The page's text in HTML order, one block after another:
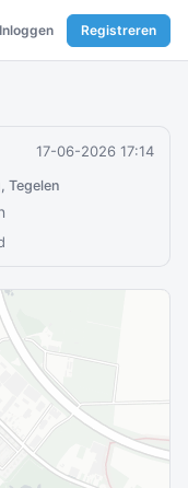
Inloggen Registreren
17-06-2026 17:14
Tegelen